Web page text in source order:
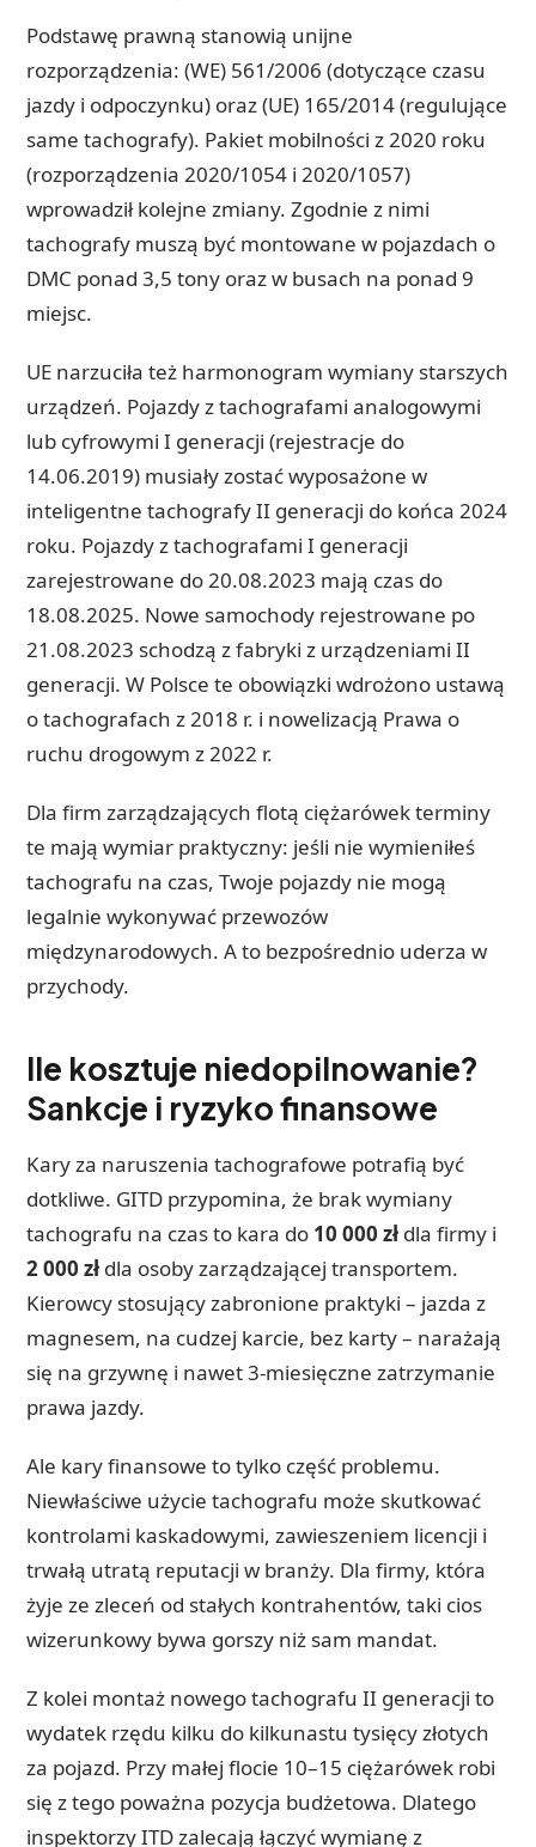
Podstawę prawną stanowią unijne
rozporządzenia: (WE) 561/2006 (dotyczące czasu
jazdy i odpoczynku) oraz (UE) 165/2014 (regulujące
same tachografy). Pakiet mobilności z 2020 roku
(rozporządzenia 2020/1054 i 2020/1057)
wprowadził kolejne zmiany. Zgodnie z nimi
tachografy muszą być montowane w pojazdach o
DMC ponad 3,5 tony oraz w busach na ponad 9
miejsc.
UE narzuciła też harmonogram wymiany starszych
urządzeń. Pojazdy z tachografami analogowymi
lub cyfrowymi I generacji (rejestracje do
14.06.2019) musiały zostać wyposażone w
inteligentne tachografy II generacji do końca 2024
roku. Pojazdy z tachografami I generacji
zarejestrowane do 20.08.2023 mają czas do
18.08.2025. Nowe samochody rejestrowane po
21.08.2023 schodzą z fabryki z urządzeniami II
generacji. W Polsce te obowiązki wdrożono ustawą
o tachografach z 2018 r. i nowelizacją Prawa o
ruchu drogowym z 2022 r.
Dla firm zarządzających flotą ciężarówek terminy
te mają wymiar praktyczny: jeśli nie wymieniłeś
tachografu na czas, Twoje pojazdy nie mogą
legalnie wykonywać przewozów
międzynarodowych. A to bezpośrednio uderza w
przychody.
Ile kosztuje niedopilnowanie?
Sankcje i ryzyko finansowe
Kary za naruszenia tachografowe potrafią być
dotkliwe. GITD przypomina, że brak wymiany
tachografu na czas to kara do 10 000 złdla firmy i
2 000 złdla osoby zarządzającej transportem.
Kierowcy stosujący zabronione praktyki – jazda z
magnesem, na cudzej karcie, bez karty – narażają
się na grzywnę i nawet 3-miesięczne zatrzymanie
prawa jazdy.
Ale kary finansowe to tylko część problemu.
Niewłaściwe użycie tachografu może skutkować
kontrolami kaskadowymi, zawieszeniem licencji i
trwałą utratą reputacji w branży. Dla firmy, która
żyje ze zleceń od stałych kontrahentów, taki cios
wizerunkowy bywa gorszy niż sam mandat.
Z kolei montaż nowego tachografu II generacji to
wydatek rzędu kilku do kilkunastu tysięcy złotych
za pojazd. Przy małej flocie 10–15 ciężarówek robi
się z tego poważna pozycja budżetowa. Dlatego
inspektorzy ITD zalecają łączyć wymianę z